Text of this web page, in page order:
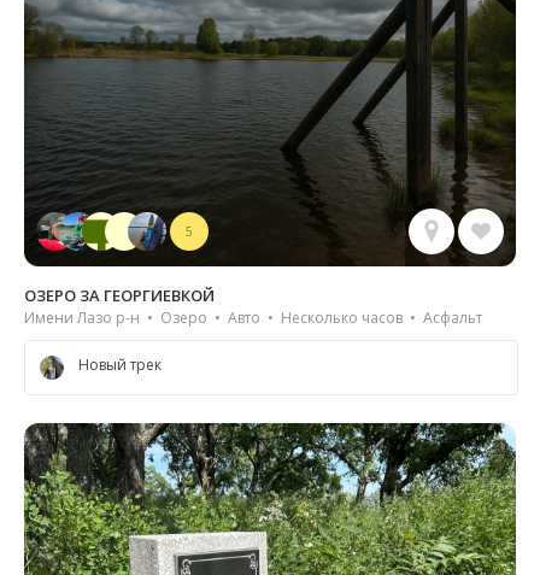
5
ОЗЕРО ЗА ГЕОРГИЕВКОЙ
Имени Лазо р-н • Озеро • Авто • Несколько часов • Асфальт
Новый трек